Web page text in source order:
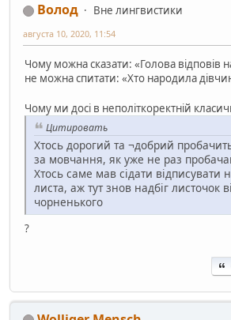
Волод
Вне лингвистики
августа 10, 2020, 11:54
Чому можна сказати: «Голова відповів
не можна спитати: «Хто народила
Чому ми досі в неполіткоректній
Цитировать
Хтось дорогий та ¬добрий
за мовчання, як уже не раз
Хтось саме мав сідати відписувати
листа, аж тут знов надбіг листочок
чорненького
?